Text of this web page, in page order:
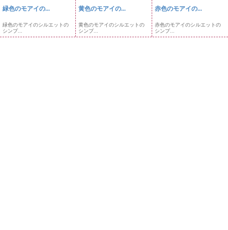
緑色のモアイの...
緑色のモアイのシルエットの
シンプ...
黄色のモアイの...
黄色のモアイのシルエットの
シンプ...
赤色のモアイの...
赤色のモアイのシルエットの
シンプ...